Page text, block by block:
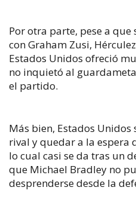
Por otra parte, pese a
con Graham Zusi,
Estados Unidos ofreció
no inquietó al
el partido.
Más bien, Estados Unidos
rival y quedar a la espera
lo cual casi se da tras un
que Michael Bradley no
desprenderse desde la